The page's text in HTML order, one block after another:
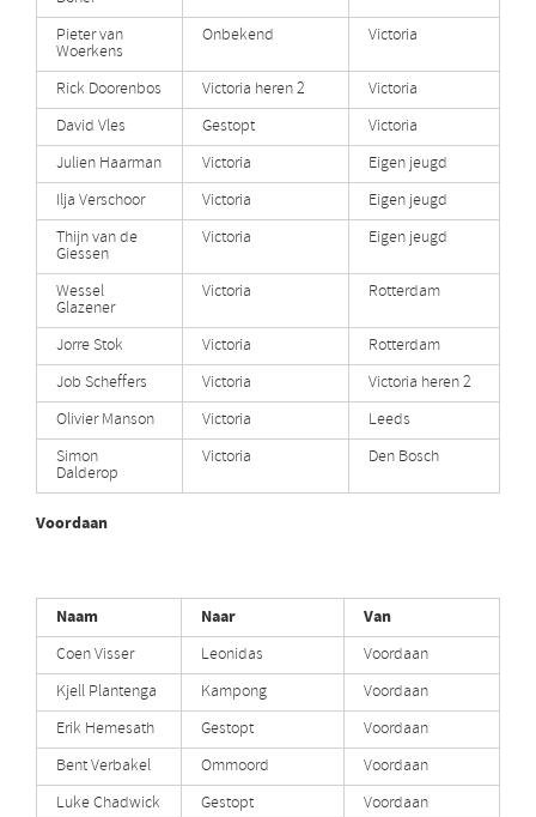
Pieter van
Woerkens
Onbekend Victoria
Rick Doorenbos Victoria heren 2
Victoria
David Vles
Gestopt
Victoria
Julien Haarman
Victoria
Eigen jeugd
Ilja Verschoor
Victoria
Eigen jeugd
Thijn van de
Giessen
Victoria Eigen jeugd
Wessel
Glazener
Victoria Rotterdam
Jorre Stok Victoria
Rotterdam
Job Scheffers
Victoria
Victoria heren 2
Olivier Manson
Victoria
Leeds
Simon
Dalderop
Victoria Den Bosch
Voordaan
Naam Naar Van
Coen Visser Leonidas
Voordaan
Kjell Plantenga
Kampong
Voordaan
Erik Hemesath
Gestopt
Voordaan
Bent Verbakel
Ommoord
Voordaan
Luke Chadwick
Gestopt
Voordaan